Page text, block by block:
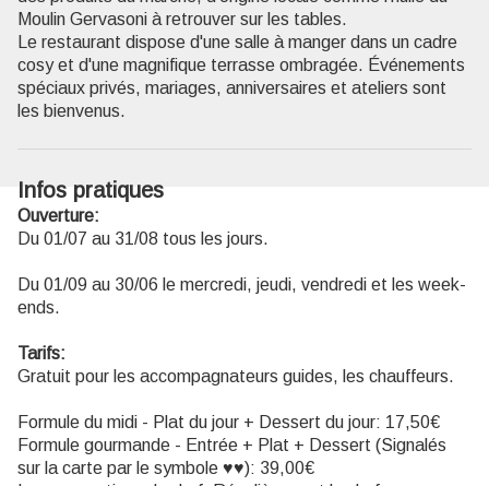
Moulin Gervasoni à retrouver sur les tables.
Le restaurant dispose d'une salle à manger dans un cadre
cosy et d'une magnifique terrasse ombragée. Événements
spéciaux privés, mariages, anniversaires et ateliers sont
les bienvenus.
Infos pratiques
Ouverture:
Du 01/07 au 31/08 tous les jours.
Du 01/09 au 30/06 le mercredi, jeudi, vendredi et les week-
ends.
Tarifs:
Gratuit pour les accompagnateurs guides, les chauffeurs.
Formule du midi - Plat du jour + Dessert du jour: 17,50€
Formule gourmande - Entrée + Plat + Dessert (Signalés
sur la carte par le symbole ♥♥): 39,00€